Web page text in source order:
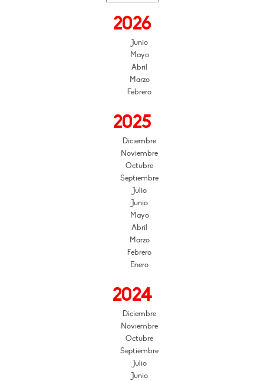
2026
Junio
Mayo
Abril
Marzo
Febrero
2025
Diciembre
Noviembre
Octubre
Septiembre
Julio
Junio
Mayo
Abril
Marzo
Febrero
Enero
2024
Diciembre
Noviembre
Octubre
Septiembre
Julio
Junio